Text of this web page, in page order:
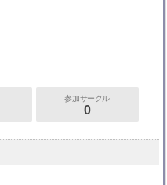
参加サークル
0